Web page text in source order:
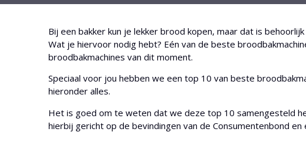
Bij een bakker kun je lekker brood kopen, maar dat is
Wat je hiervoor nodig hebt? Eén van de beste
broodbakmachines van dit moment.
Speciaal voor jou hebben we een top 10 van beste
hieronder alles.
Het is goed om te weten dat we deze top 10 samengesteld
hierbij gericht op de bevindingen van de Consumentenbond